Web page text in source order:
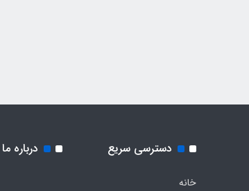
دسترسی سریع
خانه
درباره ما